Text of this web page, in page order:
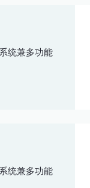
统兼多功能
统兼多功能